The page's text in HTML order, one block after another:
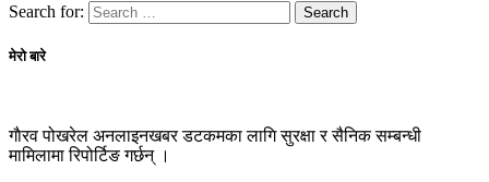
Search for:
मेरो बारे
गाैरव पोखरेल अनलाइनखबर डटकमका लागि सुरक्षा र सैनिक सम्बन्धी
मामिलामा रिपोर्टिङ गर्छन् ।